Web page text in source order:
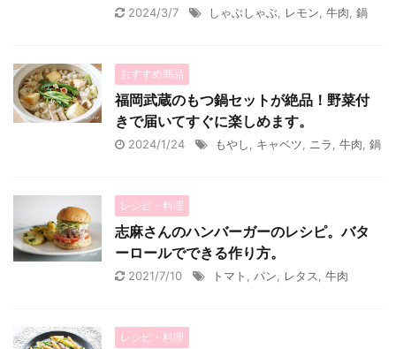
2024/3/7 しゃぶしゃぶ レモン 牛肉 鍋
おすすめ商品
福岡武蔵のもつ鍋セットが絶品！野菜付
きで届いてすぐに楽しめます。
2024/1/24 もやし キャベツ ニラ 牛肉 鍋
レシピ・料理
志麻さんのハンバーガーのレシピ。バタ
ーロールでできる作り方。
2021/7/10 トマト パン レタス 牛肉
レシピ・料理